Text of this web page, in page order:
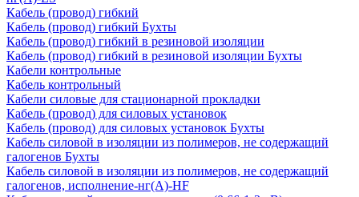
Кабель (провод) гибкий
Кабель (провод) гибкий Бухты
Кабель (провод) гибкий в резиновой изоляции
Кабель (провод) гибкий в резиновой изоляции Бухты
Кабели контрольные
Кабель контрольный
Кабели силовые для стационарной прокладки
Кабель (провод) для силовых установок
Кабель (провод) для силовых установок Бухты
Кабель силовой в изоляции из полимеров, не содержащий
галогенов Бухты
Кабель силовой в изоляции из полимеров, не содержащий
галогенов, исполнение-нг(А)-HF